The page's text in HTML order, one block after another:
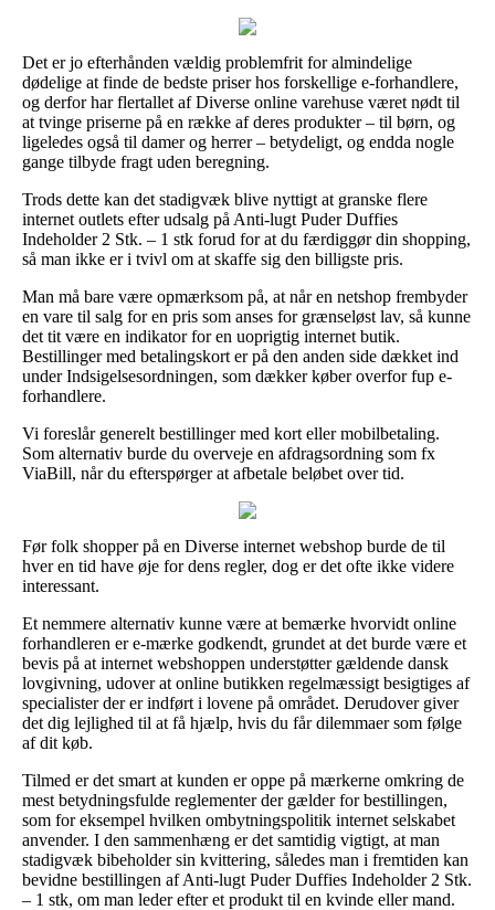
Det er jo efterhånden vældig problemfrit for almindelige
dødelige at finde de bedste priser hos forskellige e-forhandlere,
og derfor har flertallet af Diverse online varehuse været nødt til
at tvinge priserne på en række af deres produkter – til børn, og
ligeledes også til damer og herrer – betydeligt, og endda nogle
gange tilbyde fragt uden beregning.
Trods dette kan det stadigvæk blive nyttigt at granske flere
internet outlets efter udsalg på Anti-lugt Puder Duffies
Indeholder 2 Stk. – 1 stk forud for at du færdiggør din shopping,
så man ikke er i tvivl om at skaffe sig den billigste pris.
Man må bare være opmærksom på, at når en netshop frembyder
en vare til salg for en pris som anses for grænseløst lav, så kunne
det tit være en indikator for en uoprigtig internet butik.
Bestillinger med betalingskort er på den anden side dækket ind
under Indsigelsesordningen, som dækker køber overfor fup e-
forhandlere.
Vi foreslår generelt bestillinger med kort eller mobilbetaling.
Som alternativ burde du overveje en afdragsordning som fx
ViaBill, når du efterspørger at afbetale beløbet over tid.
Før folk shopper på en Diverse internet webshop burde de til
hver en tid have øje for dens regler, dog er det ofte ikke videre
interessant.
Et nemmere alternativ kunne være at bemærke hvorvidt online
forhandleren er e-mærke godkendt, grundet at det burde være et
bevis på at internet webshoppen understøtter gældende dansk
lovgivning, udover at online butikken regelmæssigt besigtiges af
specialister der er indført i lovene på området. Derudover giver
det dig lejlighed til at få hjælp, hvis du får dilemmaer som følge
af dit køb.
Tilmed er det smart at kunden er oppe på mærkerne omkring de
mest betydningsfulde reglementer der gælder for bestillingen,
som for eksempel hvilken ombytningspolitik internet selskabet
anvender. I den sammenhæng er det samtidig vigtigt, at man
stadigvæk bibeholder sin kvittering, således man i fremtiden kan
bevidne bestillingen af Anti-lugt Puder Duffies Indeholder 2 Stk.
– 1 stk, om man leder efter et produkt til en kvinde eller mand.